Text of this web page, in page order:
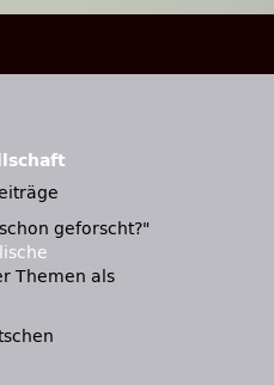
geforscht?
Themen als